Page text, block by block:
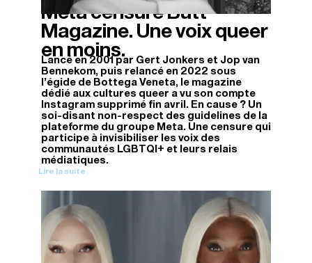
05/05/2026
Meta censure Butt
Magazine. Une voix queer
en moins.
Lancé en 2001 par Gert Jonkers et Jop van
Bennekom, puis relancé en 2022 sous
l’égide de Bottega Veneta, le magazine
dédié aux cultures queer a vu son compte
Instagram supprimé fin avril. En cause ? Un
soi-disant non-respect des guidelines de la
plateforme du groupe Meta. Une censure qui
participe à invisibiliser les voix des
communautés LGBTQI+ et leurs relais
médiatiques.
Lire la suite